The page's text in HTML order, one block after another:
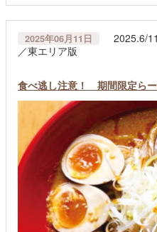
2025年06月11日
2025.6/
／東エリア版
食べ逃し注意！ 期間限定ら